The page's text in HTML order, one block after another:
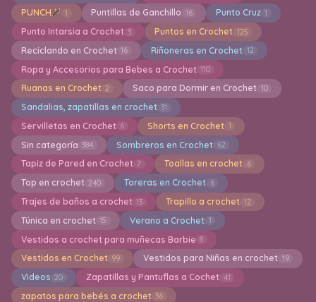
PUNCH 1 Puntillas de Ganchillo 16 Punto Cruz 1
Punto Intarsia a Crochet 3 Puntos en Crochet 125
Reciclando en Crochet 16 Riñoneras en Crochet 12
Ropa y Accesorios para Bebes a Crochet 110
Ruanas en Crochet 2 Saco para Dormir en Crochet 10
Sandalias, zapatillas en crochet 31
Servilletas en Crochet 6 Shorts en Crochet 1
Sin categoría 384 Sombreros en Crochet 62
Tapiz de Pared en Crochet 7 Toallas en crochet 6
Top en crochet 240 Toreras en Crochet 6
Trajes de baños a crochet 13 Trapillo a crochet 12
Túnica en crochet 15 Verano a Crochet 1
Vestidos a crochet para muñecas Barbie 8
Vestidos en Crochet 99 Vestidos para Niñas en crochet 19
Videos 20 Zapatillas y Pantuflas a Cochet 41
zapatos para bebés a crochet 36